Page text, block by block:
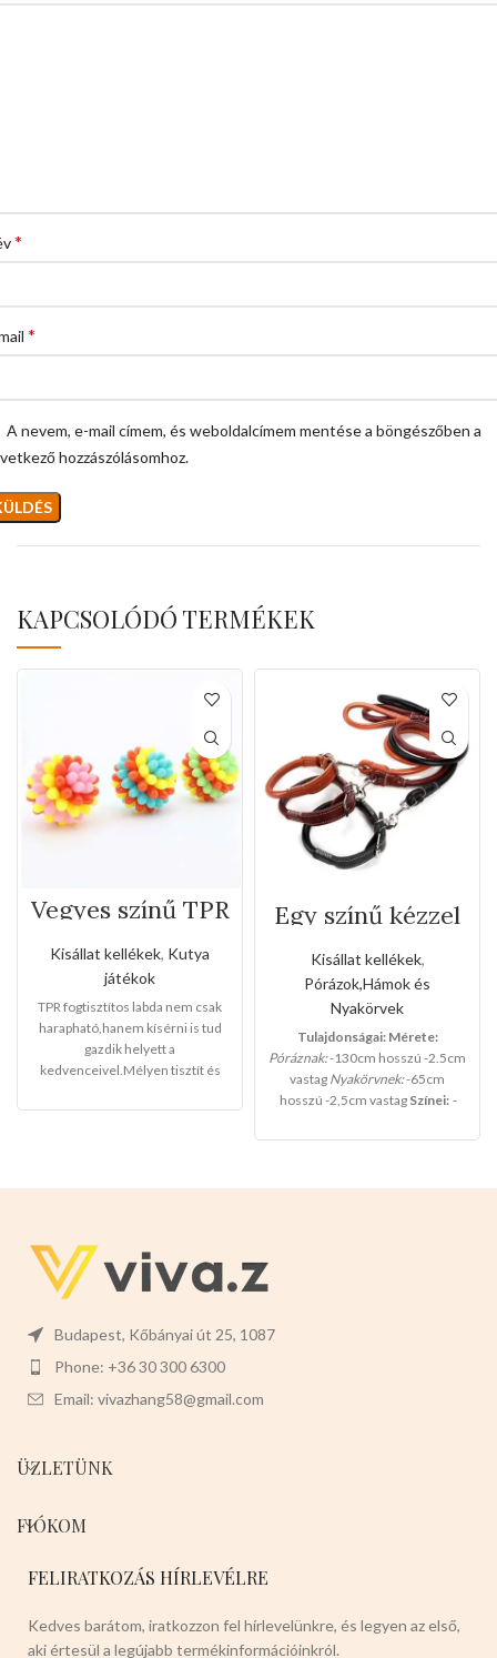
*
*
A nevem, e-mail címem, és weboldalcímem mentése a böngészőben a
hozzászólásomhoz.
KAPCSOLÓDÓ TERMÉKEK
Vegyes színű TPR
fogtisztítos labda
Kisállat kellékek, Kutya
játékok
TPR fogtisztítos labda nem csak
harapható,hanem kísérni is tud
gazdik helyett a
kedvenceivel.Mélyen tisztít és
rugalmassága.Mérete: 8cmEz
Egy színű kézzel
varrott bőr póráz
és nyakörv
szett(Közepes
méret)
Kisállat kellékek,
Pórázok,Hámok és
Nyakörvek
Tulajdonságai: Mérete:
Póráznak:-130cm hosszú -2.5cm
vastag Nyakörvnek:-65cm
hosszú -2,5cm vastag Színei: -
Budapest, Kőbányai út 25, 1087
Phone: +36 30 300 6300
Email: vivazhang58@gmail.com
ÜZLETÜNK
FIÓKOM
FELIRATKOZÁS HÍRLEVÉLRE
Kedves barátom, iratkozzon fel hírlevelünkre, és legyen az első,
aki értesül a legújabb termékinformációinkról.